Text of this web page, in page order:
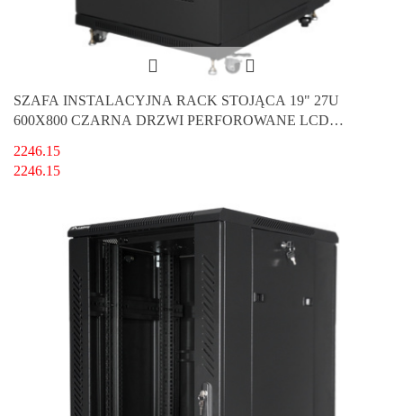
SZAFA INSTALACYJNA RACK STOJĄCA 19" 27U
600X800 CZARNA DRZWI PERFOROWANE LCD
2246.15
2246.15